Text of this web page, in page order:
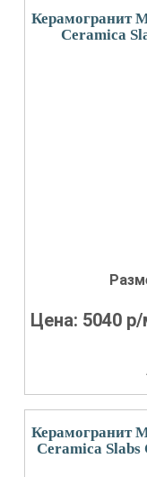
Керамогранит
Ceramica
Цена: 5040
Керамогранит
Ceramica Slabs